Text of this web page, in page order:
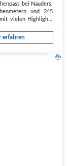
bei Nauders,
und 245
vielen Highlights
erfahren